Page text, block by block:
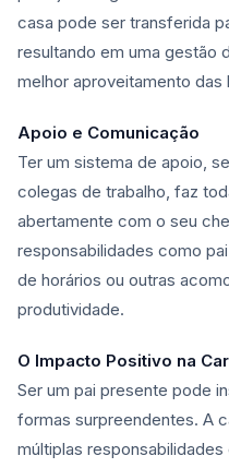
casa pode ser transferida
resultando em uma gestão
melhor aproveitamento
Apoio e Comunicação
Ter um sistema de apoio,
colegas de trabalho, faz
abertamente com o seu
responsabilidades como
de horários ou outras
produtividade.
O Impacto Positivo na
Ser um pai presente pode
formas surpreendentes. A
múltiplas